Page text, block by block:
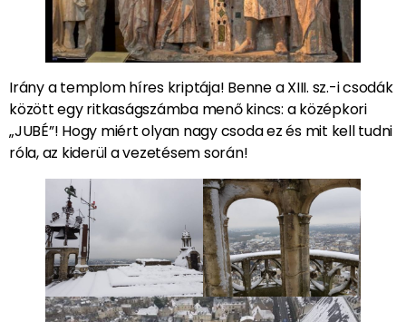
Irány a templom híres kriptája! Benne a XIII. sz.-i csodák
között egy ritkaságszámba menő kincs: a középkori
„JUBÉ”! Hogy miért olyan nagy csoda ez és mit kell tudni
róla, az kiderül a vezetésem során!